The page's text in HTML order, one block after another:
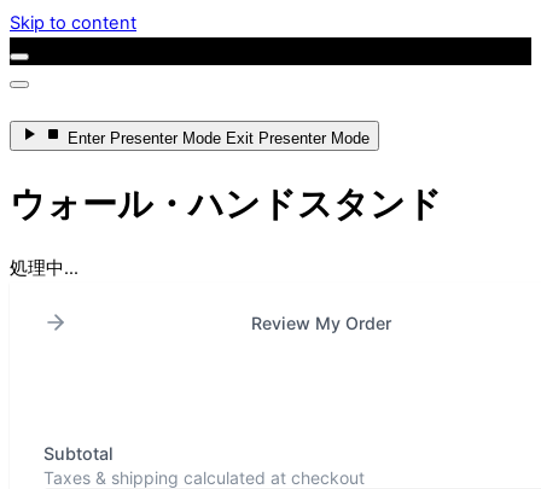
Skip to content
Enter Presenter Mode Exit Presenter Mode
ウォール・ハンドスタンド
処理中...
Review My Order
Subtotal
Taxes & shipping calculated at checkout